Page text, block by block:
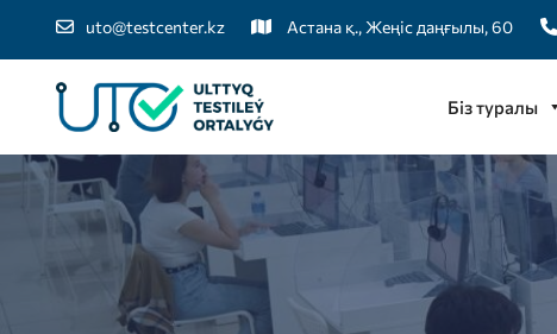
uto@testcenter.kz Астана қ., Жеңіс даңғылы, 60
Біз туралы